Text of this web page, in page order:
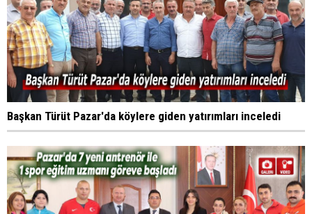
Başkan Türüt Pazar'da köylere giden yatırımları inceledi